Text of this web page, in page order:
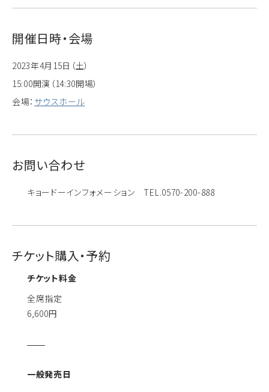
開催日時・会場
2023年4月15日（土）
15:00開演（14:30開場）
会場： サウスホール
お問い合わせ
キョードーインフォメーション TEL.0570-200-888
チケット購入・予約
チケット料金
全席指定
6,600円
一般発売日